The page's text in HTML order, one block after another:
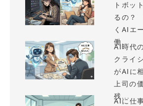
トボッ
るの？
くAIエ
働...
AI時代
クライ
がAIに
上司の
残...
AIに仕